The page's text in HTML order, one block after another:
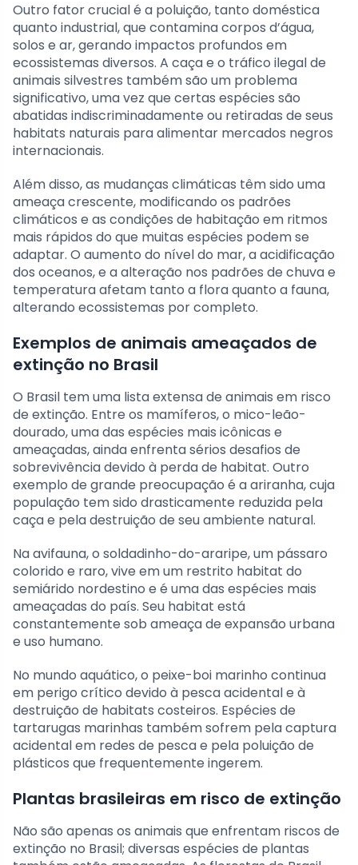
Outro fator crucial é a poluição, tanto doméstica
quanto industrial, que contamina corpos d’água,
solos e ar, gerando impactos profundos em
ecossistemas diversos. A caça e o tráfico ilegal de
animais silvestres também são um problema
significativo, uma vez que certas espécies são
abatidas indiscriminadamente ou retiradas de seus
habitats naturais para alimentar mercados negros
internacionais.
Além disso, as mudanças climáticas têm sido uma
ameaça crescente, modificando os padrões
climáticos e as condições de habitação em ritmos
mais rápidos do que muitas espécies podem se
adaptar. O aumento do nível do mar, a acidificação
dos oceanos, e a alteração nos padrões de chuva e
temperatura afetam tanto a flora quanto a fauna,
alterando ecossistemas por completo.
Exemplos de animais ameaçados de
extinção no Brasil
O Brasil tem uma lista extensa de animais em risco
de extinção. Entre os mamíferos, o mico-leão-
dourado, uma das espécies mais icônicas e
ameaçadas, ainda enfrenta sérios desafios de
sobrevivência devido à perda de habitat. Outro
exemplo de grande preocupação é a ariranha, cuja
população tem sido drasticamente reduzida pela
caça e pela destruição de seu ambiente natural.
Na avifauna, o soldadinho-do-araripe, um pássaro
colorido e raro, vive em um restrito habitat do
semiárido nordestino e é uma das espécies mais
ameaçadas do país. Seu habitat está
constantemente sob ameaça de expansão urbana
e uso humano.
No mundo aquático, o peixe-boi marinho continua
em perigo crítico devido à pesca acidental e à
destruição de habitats costeiros. Espécies de
tartarugas marinhas também sofrem pela captura
acidental em redes de pesca e pela poluição de
plásticos que frequentemente ingerem.
Plantas brasileiras em risco de extinção
Não são apenas os animais que enfrentam riscos de
extinção no Brasil; diversas espécies de plantas